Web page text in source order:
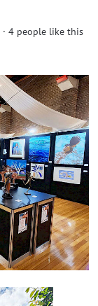
· 4 people like this